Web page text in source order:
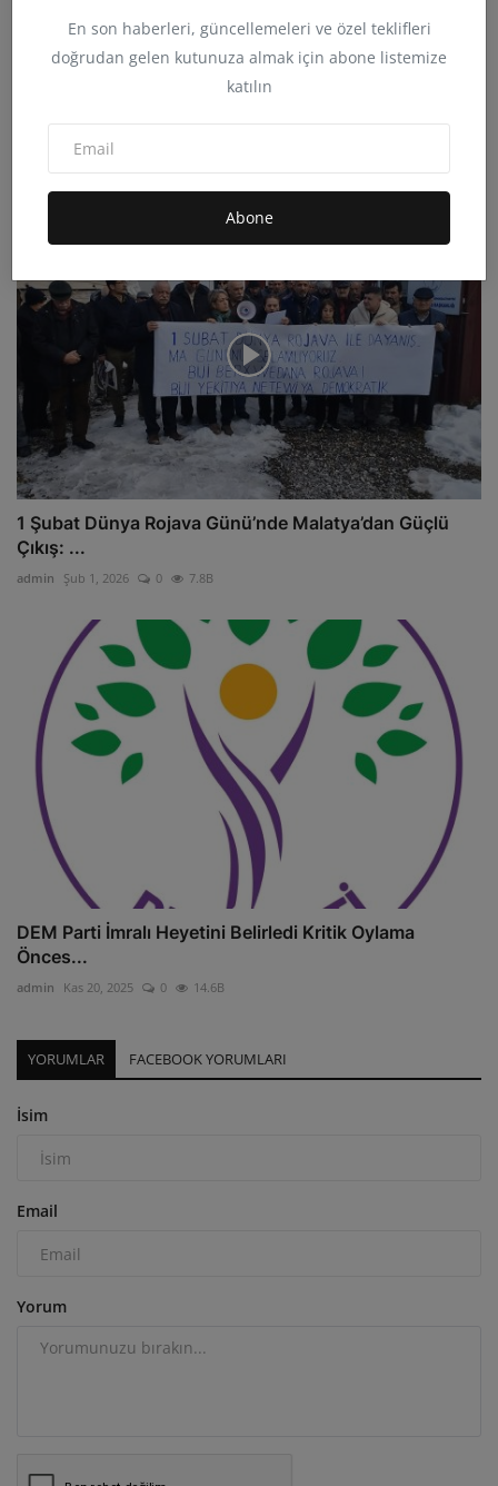
En son haberleri, güncellemeleri ve özel teklifleri
doğrudan gelen kutunuza almak için abone listemize
katılın
Abone
bahsedeceks...
admin Kas 14, 2025 0 9.5B
1 Şubat Dünya Rojava Günü’nde Malatya’dan Güçlü
Çıkış: ...
admin Şub 1, 2026 0 7.8B
DEM Parti İmralı Heyetini Belirledi Kritik Oylama
Önces...
admin Kas 20, 2025 0 14.6B
YORUMLAR FACEBOOK YORUMLARI
İsim
Email
Yorum